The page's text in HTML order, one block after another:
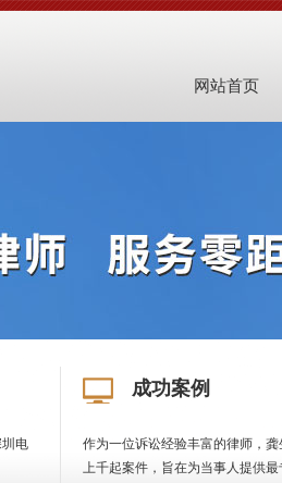
网站首页
电
成功案例
作为一位诉讼经验丰富的律师，
上千起案件，旨在为当事人提供最